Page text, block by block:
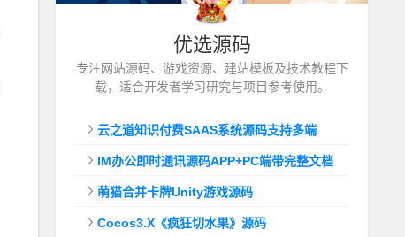
优选源码
专注网站源码、游戏资源、建站模板及技术教程下
载，适合开发者学习研究与项目参考使用。
云之道知识付费SAAS系统源码支持多端
IM办公即时通讯源码APP+PC端带完整文档
萌猫合并卡牌Unity游戏源码
Cocos3.X《疯狂切水果》源码